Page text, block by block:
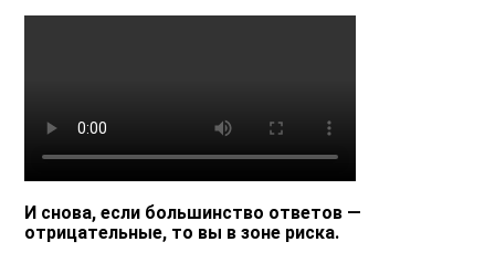
И снова, если большинство ответов —
отрицательные, то вы в зоне риска.